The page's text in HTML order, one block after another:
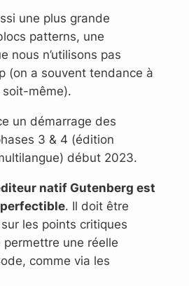
une plus grande
patterns, une
nous n’utilisons pas
(on a souvent tendance à
même).
un démarrage des
3 & 4 (édition
début 2023.
natif Gutenberg est
. Il doit être
les points critiques
une réelle
comme via les